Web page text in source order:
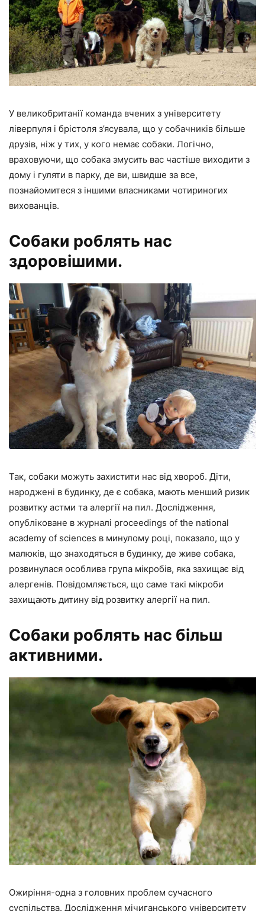
У великобританії команда вчених з університету
ліверпуля і брістоля з’ясувала, що у собачників більше
друзів, ніж у тих, у кого немає собаки. Логічно,
враховуючи, що собака змусить вас частіше виходити з
дому і гуляти в парку, де ви, швидше за все,
познайомитеся з іншими власниками чотириногих
вихованців.
Собаки роблять нас
здоровішими.
Так, собаки можуть захистити нас від хвороб. Діти,
народжені в будинку, де є собака, мають менший ризик
розвитку астми та алергії на пил. Дослідження,
опубліковане в журналі proceedings of the national
academy of sciences в минулому році, показало, що у
малюків, що знаходяться в будинку, де живе собака,
розвинулася особлива група мікробів, яка захищає від
алергенів. Повідомляється, що саме такі мікроби
захищають дитину від розвитку алергії на пил.
Собаки роблять нас більш
активними.
Ожиріння-одна з головних проблем сучасного
суспільства. Дослідження мічиганського університету